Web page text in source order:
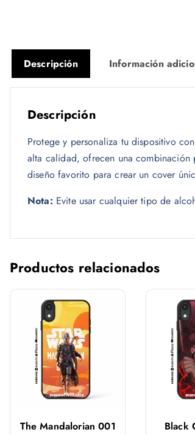
Descripción Información
Descripción
Protege y personaliza tu dispositivo
alta calidad, ofrecen una
diseño favorito para crear un cover
Nota: Evite usar cualquier tipo de
Productos relacionados
The Mandalorian 001
Black